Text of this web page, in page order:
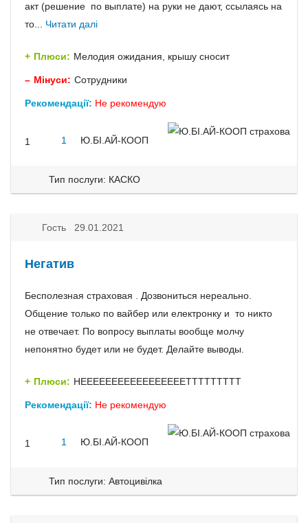
акт (решение по выплате) на руки не дают, ссылаясь на
то... Читати далі
Плюси: Мелодия ожидания, крышу сносит
Мінуси: Сотрудники
Рекомендації: Не рекомендую
1 1 Ю.БІ.АЙ-КООП
Тип послуги: КАСКО
Гость 29.01.2021
Негатив
Бесполезная страховая . Дозвониться нереально.
Общение только по вайбер или електронку и то никто
не отвечает. По вопросу выплаты вообще молчу
непонятно будет или не будет. Делайте выводы.
Плюси: НЕЕЕЕЕЕЕЕЕЕЕЕЕЕЕЕЕТТТТТТТТТ
Рекомендації: Не рекомендую
1 1 Ю.БІ.АЙ-КООП
Тип послуги: Автоцивілка